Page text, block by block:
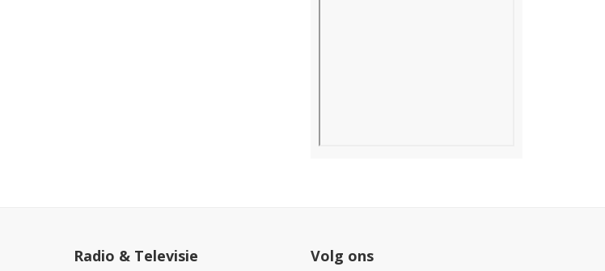
Radio & Televisie Volg ons